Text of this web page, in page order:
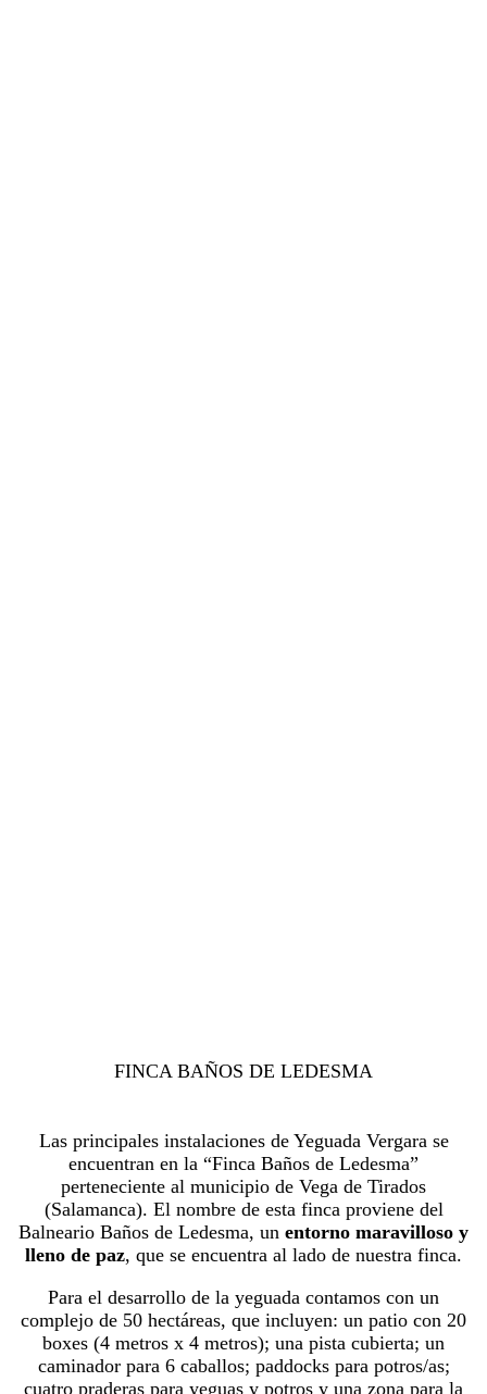
FINCA BAÑOS DE LEDESMA
Las principales instalaciones de Yeguada Vergara se
encuentran en la “Finca Baños de Ledesma”
perteneciente al municipio de Vega de Tirados
(Salamanca). El nombre de esta finca proviene del
Balneario Baños de Ledesma, un entorno maravilloso y
lleno de paz, que se encuentra al lado de nuestra finca.
Para el desarrollo de la yeguada contamos con un
complejo de 50 hectáreas, que incluyen: un patio con 20
boxes (4 metros x 4 metros); una pista cubierta; un
caminador para 6 caballos; paddocks para potros/as;
cuatro praderas para yeguas y potros y una zona para la